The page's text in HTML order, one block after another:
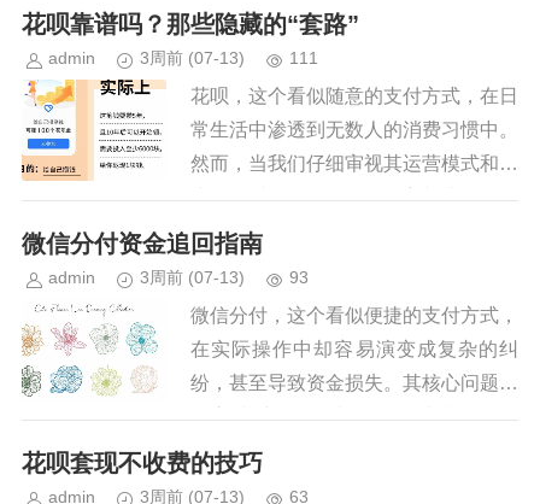
过于简化了实际情况。得物作为一家以
花呗靠谱吗？那些隐藏的“套路”
admin 3周前 (07-13) 111
花呗，这个看似随意的支付方式，在日
常生活中渗透到无数人的消费习惯中。
然而，当我们仔细审视其运营模式和用
户体验时，不得不承认，它并非仅仅是
一个便捷的支付工具，而更像一个精心
微信分付资金追回指南
admin 3周前 (07-13) 93
微信分付，这个看似便捷的支付方式，
在实际操作中却容易演变成复杂的纠
纷，甚至导致资金损失。其核心问题在
于它缺乏明确的归属、追踪和监管机
制，使得债权追索变得异常困难。简单
花呗套现不收费的技巧
admin 3周前 (07-13) 63